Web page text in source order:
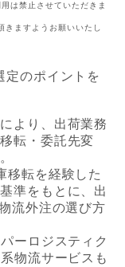
は禁止させていただきま
きますようお願いいたし
定のポイントを
より、出荷業務
転・委託先変
移転を経験した
準をもとに、出
流外注の選び方
ーロジスティク
物流サービスも